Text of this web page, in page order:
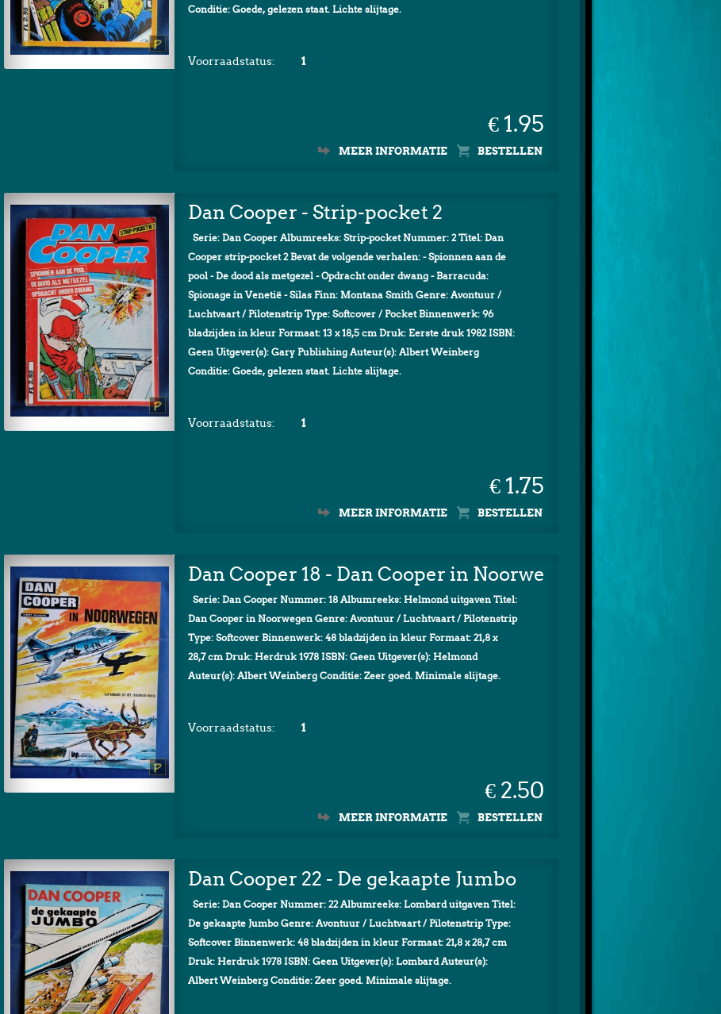
€ 1.95
Conditie: Goede, gelezen staat. Lichte slijtage.
Voorraadstatus: 1
MEER INFORMATIE
Dan Cooper - Strip-pocket 2
€ 1.75
Serie: Dan Cooper Albumreeks: Strip-pocket Nummer: 2 Titel: Dan
Cooper strip-pocket 2 Bevat de volgende verhalen: - Spionnen aan de
pool - De dood als metgezel - Opdracht onder dwang - Barracuda:
Spionage in Venetië - Silas Finn: Montana Smith Genre: Avontuur /
Luchtvaart / Pilotenstrip Type: Softcover / Pocket Binnenwerk: 96
bladzijden in kleur Formaat: 13 x 18,5 cm Druk: Eerste druk 1982 ISBN:
Geen Uitgever(s): Gary Publishing Auteur(s): Albert Weinberg
Conditie: Goede, gelezen staat. Lichte slijtage.
Voorraadstatus: 1
MEER INFORMATIE
Dan Cooper 18 - Dan Cooper in Noorwegen
€ 2.50
Serie: Dan Cooper Nummer: 18 Albumreeks: Helmond uitgaven Titel:
Dan Cooper in Noorwegen Genre: Avontuur / Luchtvaart / Pilotenstrip
Type: Softcover Binnenwerk: 48 bladzijden in kleur Formaat: 21,8 x
28,7 cm Druk: Herdruk 1978 ISBN: Geen Uitgever(s): Helmond
Auteur(s): Albert Weinberg Conditie: Zeer goed. Minimale slijtage.
Voorraadstatus: 1
MEER INFORMATIE
Dan Cooper 22 - De gekaapte Jumbo
Serie: Dan Cooper Nummer: 22 Albumreeks: Lombard uitgaven Titel:
De gekaapte Jumbo Genre: Avontuur / Luchtvaart / Pilotenstrip Type:
Softcover Binnenwerk: 48 bladzijden in kleur Formaat: 21,8 x 28,7 cm
Druk: Herdruk 1978 ISBN: Geen Uitgever(s): Lombard Auteur(s):
Albert Weinberg Conditie: Zeer goed. Minimale slijtage.